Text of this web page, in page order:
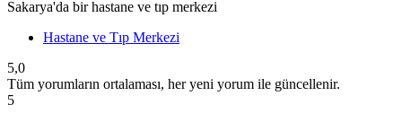
Sakarya'da bir hastane ve tıp merkezi
Hastane ve Tıp Merkezi
5,0
Tüm yorumların ortalaması, her yeni yorum ile güncellenir.
5